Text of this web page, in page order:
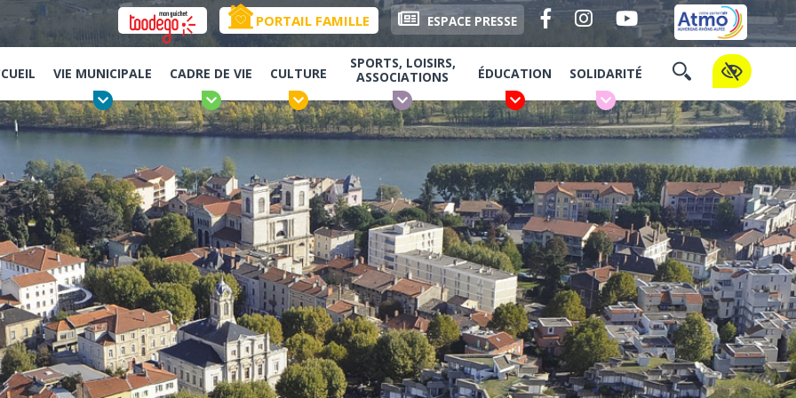
PORTAIL FAMILLE ESPACE PRESSE
VIE MUNICIPALE CADRE DE VIE CULTURE
SPORTS, LOISIRS,
ASSOCIATIONS
ÉDUCATION SOLIDARITÉ